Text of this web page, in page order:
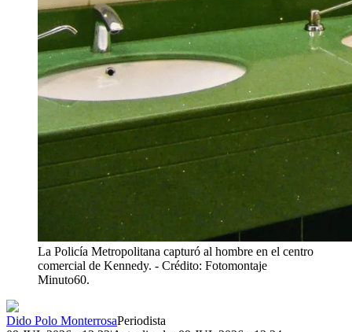
La Policía Metropolitana capturó al hombre en el centro
comercial de Kennedy. - Crédito: Fotomontaje
Minuto60.
Dido Polo MonterrosaPeriodista